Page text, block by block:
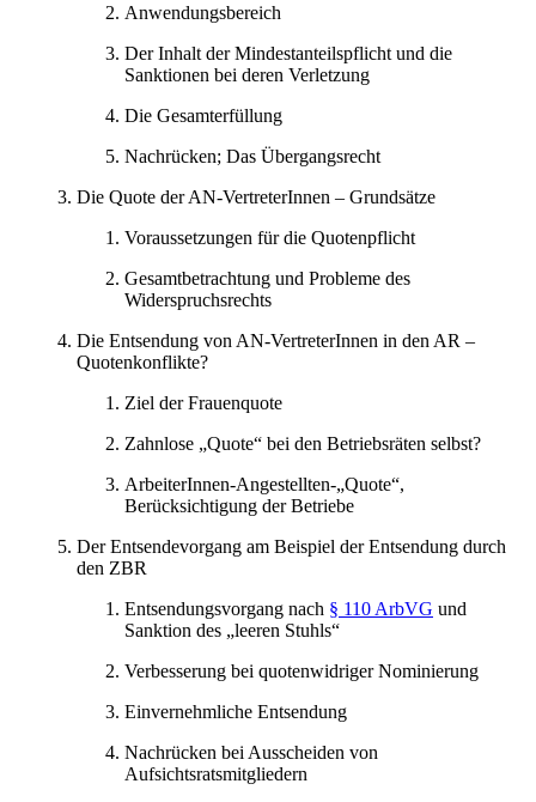
Anwendungsbereich
Der Inhalt der Mindestanteilspflicht und die
Sanktionen bei deren Verletzung
Die Gesamterfüllung
Nachrücken; Das Übergangsrecht
Die Quote der AN-VertreterInnen – Grundsätze
Voraussetzungen für die Quotenpflicht
Gesamtbetrachtung und Probleme des
Widerspruchsrechts
Die Entsendung von AN-VertreterInnen in den AR –
Quotenkonflikte?
Ziel der Frauenquote
Zahnlose „Quote“ bei den Betriebsräten selbst?
ArbeiterInnen-Angestellten-„Quote“,
Berücksichtigung der Betriebe
Der Entsendevorgang am Beispiel der Entsendung durch
den ZBR
Entsendungsvorgang nach § 110 ArbVG und
Sanktion des „leeren Stuhls“
Verbesserung bei quotenwidriger Nominierung
Einvernehmliche Entsendung
Nachrücken bei Ausscheiden von
Aufsichtsratsmitgliedern